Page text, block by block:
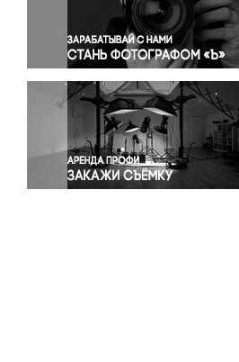
Правосудие
Происшествия и конфликты
Религия
Светская жизнь
Спорт
Экология
Экономика и бизнес